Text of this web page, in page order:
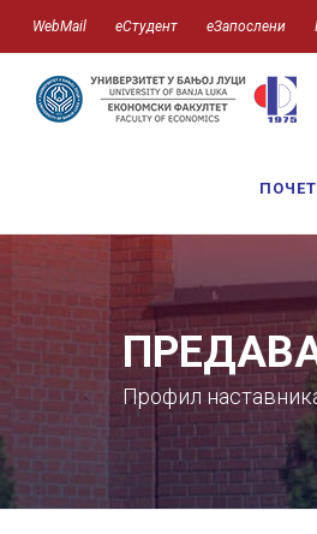
WebMail еСтудент еЗапослени
Профил